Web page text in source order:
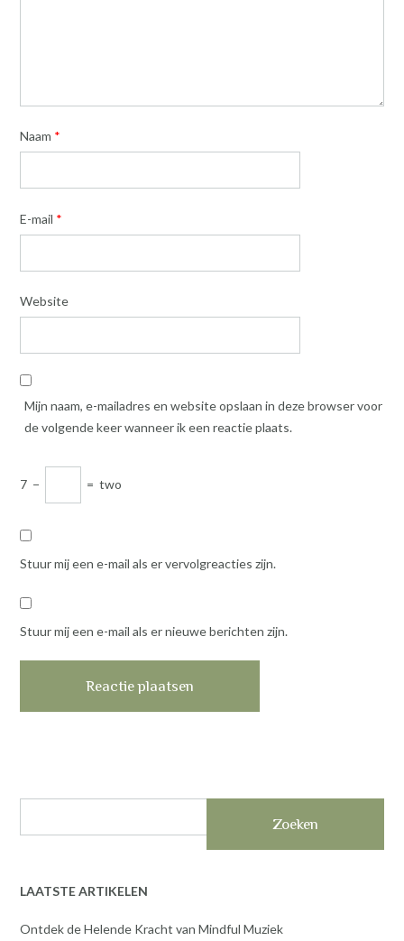
Naam *
E-mail *
Website
Mijn naam, e-mailadres en website opslaan in deze browser voor
de volgende keer wanneer ik een reactie plaats.
7 − = two
Stuur mij een e-mail als er vervolgreacties zijn.
Stuur mij een e-mail als er nieuwe berichten zijn.
Zoeken
LAATSTE ARTIKELEN
Ontdek de Helende Kracht van Mindful Muziek